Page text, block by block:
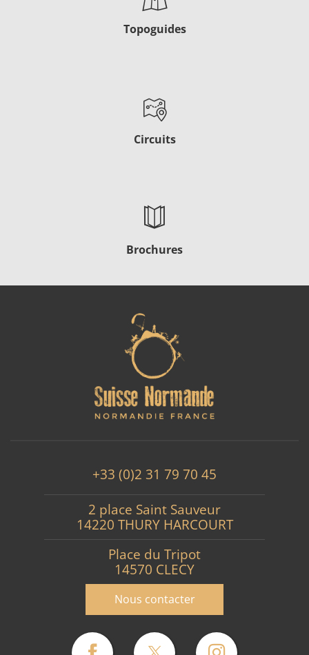
Topoguides
Circuits
Brochures
+33 (0)2 31 79 70 45
2 place Saint Sauveur
14220 THURY HARCOURT
Place du Tripot
14570 CLECY
Nous contacter